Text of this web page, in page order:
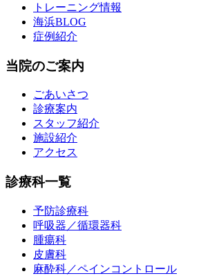
トレーニング情報
海浜BLOG
症例紹介
当院のご案内
ごあいさつ
診療案内
スタッフ紹介
施設紹介
アクセス
診療科一覧
予防診療科
呼吸器／循環器科
腫瘍科
皮膚科
麻酔科／ペインコントロール